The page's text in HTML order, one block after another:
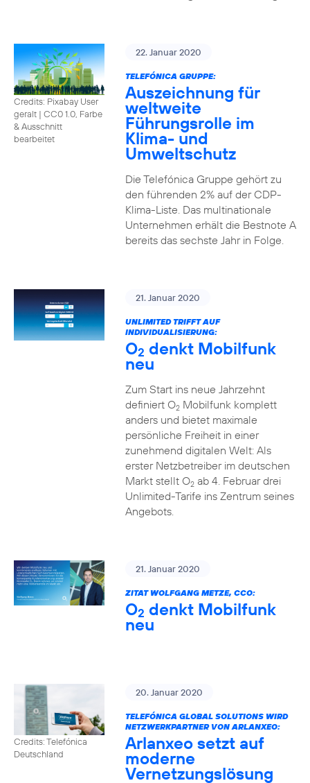
Credits: Pixabay User
geralt | CC0 1.0, Farbe
& Ausschnitt
bearbeitet
22. Januar 2020
TELEFÓNICA GRUPPE:
Auszeichnung für
weltweite
Führungsrolle im
Klima- und
Umweltschutz
Die Telefónica Gruppe gehört zu
den führenden 2% auf der CDP-
Klima-Liste. Das multinationale
Unternehmen erhält die Bestnote A
bereits das sechste Jahr in Folge.
21. Januar 2020
UNLIMITED TRIFFT AUF
INDIVIDUALISIERUNG:
O2 denkt Mobilfunk
neu
Zum Start ins neue Jahrzehnt
definiert O2Mobilfunk komplett
anders und bietet maximale
persönliche Freiheit in einer
zunehmend digitalen Welt: Als
erster Netzbetreiber im deutschen
Markt stellt O2ab 4. Februar drei
Unlimited-Tarife ins Zentrum seines
Angebots.
21. Januar 2020
ZITAT WOLFGANG METZE, CCO:
O2 denkt Mobilfunk
neu
Credits: Telefónica
Deutschland
20. Januar 2020
TELEFÓNICA GLOBAL SOLUTIONS WIRD
NETZWERKPARTNER VON ARLANXEO:
Arlanxeo setzt auf
moderne
Vernetzungslösung